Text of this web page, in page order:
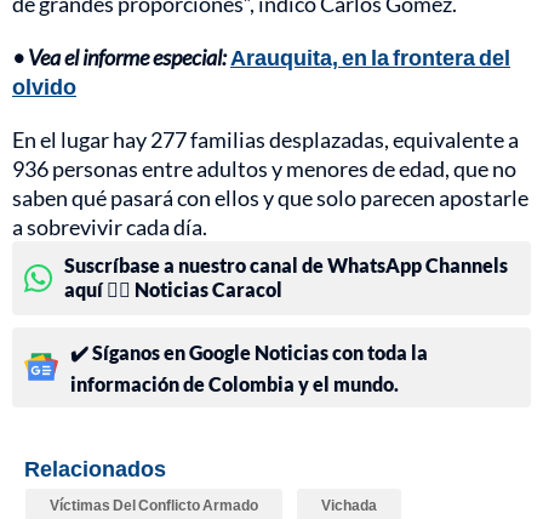
• Vea el informe especial:Arauquita, en la frontera del
olvido
En el lugar hay 277 familias desplazadas, equivalente a
936 personas entre adultos y menores de edad, que no
saben qué pasará con ellos y que solo parecen apostarle
a sobrevivir cada día.
Suscríbase a nuestro canal de WhatsApp Channels
aquí 👉🏻 Noticias Caracol
✔️ Síganos en Google Noticias con toda la
información de Colombia y el mundo.
Relacionados
Víctimas Del Conflicto Armado Vichada